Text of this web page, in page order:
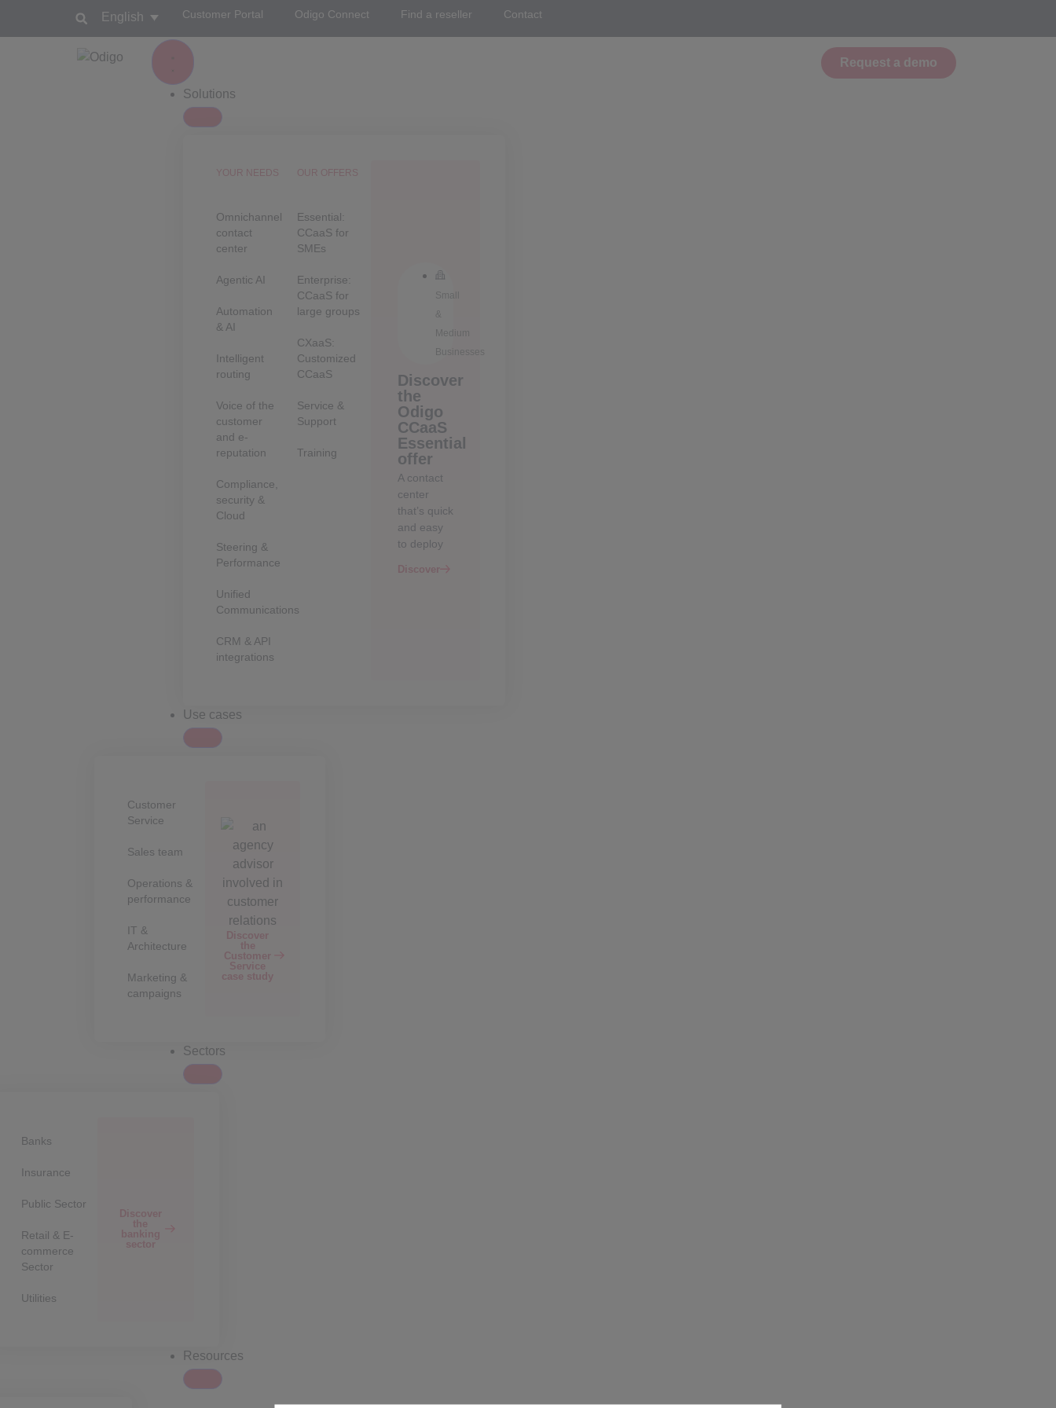
English Customer Portal Odigo Connect Find a reseller Contact
Solutions
YOUR NEEDS
Omnichannel
contact
center
Agentic AI
Automation
& AI
Intelligent
routing
Voice of the
customer
and e-
reputation
Compliance,
security &
Cloud
Steering &
Performance
Unified
Communications
CRM & API
integrations
OUR OFFERS
Essential:
CCaaS for
SMEs
Enterprise:
CCaaS for
large groups
CXaaS:
Customized
CCaaS
Service &
Support
Training
Small
&
Medium
Businesses
Discover
the
Odigo
CCaaS
Essential
offer
A contact
center
that’s quick
and easy
to deploy
Discover
Use cases
Customer
Service
Sales team
Operations &
performance
IT &
Architecture
Marketing &
campaigns
Discover
the
Customer
Service
case study
Sectors
Banks
Insurance
Public Sector
Retail & E-
commerce
Sector
Utilities
Discover
the
banking
sector
Resources
Request a demo